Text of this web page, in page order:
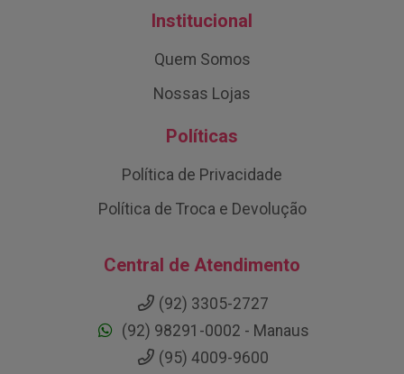
Institucional
Quem Somos
Nossas Lojas
Políticas
Política de Privacidade
Política de Troca e Devolução
Central de Atendimento
(92) 3305-2727
(92) 98291-0002 - Manaus
(95) 4009-9600